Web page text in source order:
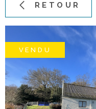
RETOUR
VENDU